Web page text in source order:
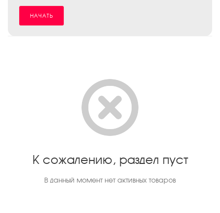
НАЧАТЬ
К сожалению, раздел пуст
В данный момент нет активных товаров